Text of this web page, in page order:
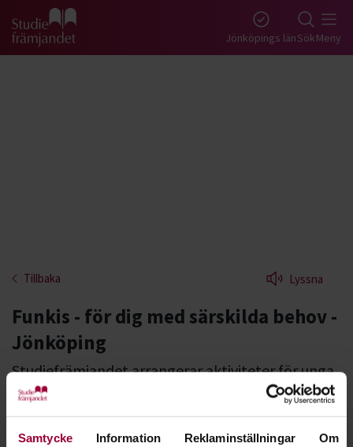
Samtycke Information Reklaminställningar Om
Gå till studiefrämjandets startsida Jönköpings länSökMeny
Tillbaka Lyssna
Funkis - för dig med särskilda behov -
Jönköping
Studiefrämjandet arrangerar aktiviteter för unga
och vuxna med olika funktionsnedsättningar. Vi
utgår från våra profilområden djur, natur, miljö
och kultur.